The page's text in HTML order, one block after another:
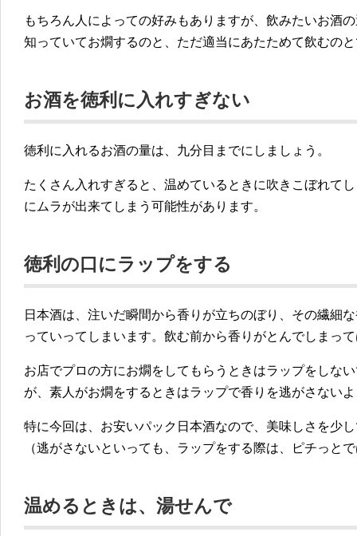
もちろん人によっての好みもありますが、飲みたいお酒
知っていてお燗するのと、ただ適当にあたためて飲むの
お酒を徳利に入れすぎない
徳利に入れるお酒の量は、九分目までにしましょう。
たくさん入れすぎると、温めているときに吹きこぼれて
にムラが出来てしまう可能性があります。
徳利の口にラップをする
日本酒は、注いだ瞬間から香りが立ちのぼり、その繊細
っていってしまいます。飲む前から香りがとんでしまっ
お店でプロの方にお燗をしてもらうときはラップをしな
が、素人がお燗をするときはラップで香りを逃がさない
特に今回は、お安いパック日本酒なので、美味しさを少
（逃がさないといっても、ラップをする際は、ピチっと
温めるときは、湯せんで